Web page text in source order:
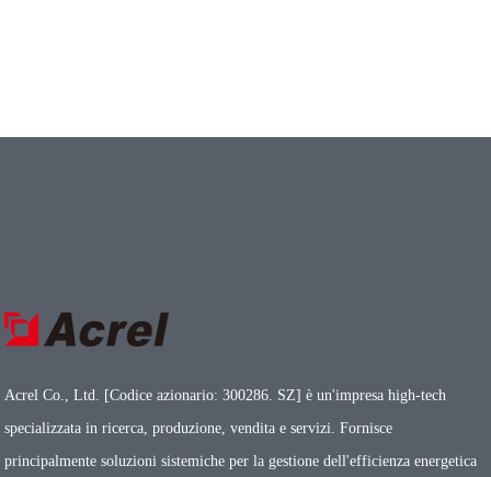
Acrel Co., Ltd. [Codice azionario: 300286. SZ] è un'impresa high-tech
specializzata in ricerca, produzione, vendita e servizi. Fornisce
principalmente soluzioni sistemiche per la gestione dell'efficienza energetica